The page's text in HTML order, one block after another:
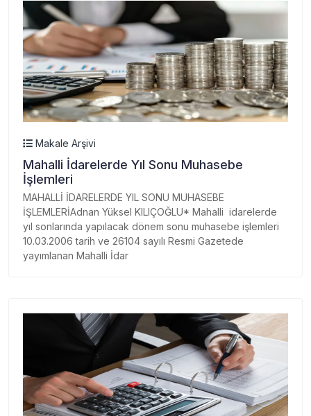
Makale Arşivi
Mahalli İdarelerde Yıl Sonu Muhasebe
İşlemleri
MAHALLİ İDARELERDE YIL SONU MUHASEBE
İŞLEMLERİAdnan Yüksel KILIÇOĞLU* Mahalli idarelerde
yıl sonlarında yapılacak dönem sonu muhasebe işlemleri
10.03.2006 tarih ve 26104 sayılı Resmi Gazetede
yayımlanan Mahalli İdar